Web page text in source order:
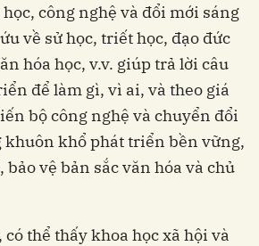
công nghệ và đổi mới sáng
về sử học, triết học, đạo đức
hóa học, v.v. giúp trả lời câu
để làm gì, vì ai, và theo giá
bộ công nghệ và chuyển đổi
khuôn khổ phát triển bền vững,
bảo vệ bản sắc văn hóa và chủ
thể thấy khoa học xã hội và